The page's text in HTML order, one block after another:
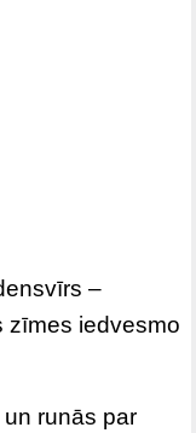
–
zīmes iedvesmo
runās par